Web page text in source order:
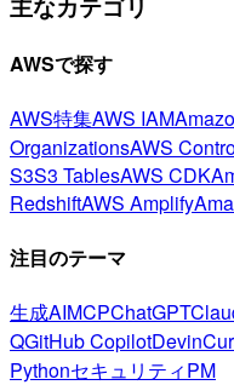
AWSで探す
AWS特集AWS IAM
OrganizationsAWS
S3S3 TablesAWS CDK
RedshiftAWS Amplify
注目のテーマ
生成AIMCPChatGPT
QGitHub CopilotDevin
PythonセキュリティPM